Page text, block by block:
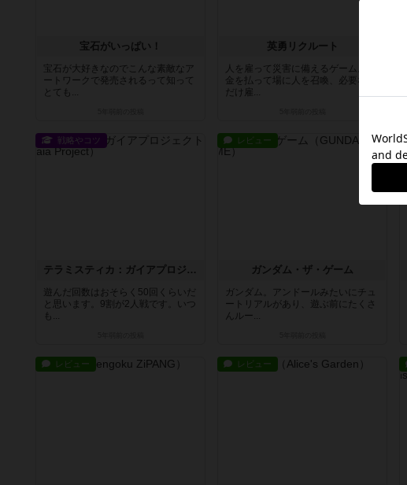
宝石がいっぱい！
宝石が大好きなのでこんな素敵なア
ートワークで発売されるって知って
とても...
英勇リクルート
人を雇って災害に備えるゲーム。お
金を払って場に人を召喚、必要な分
だけ雇...
戦略やコツ
テラミスティカ：ガイアプロジェクト
遊んだ回数はおそらく50回くらいだ
と思います。9割が2人戦です。いつ
も...
レビュー
ガンダム・ザ・ゲーム
ガンダム。アンドールみたいにチュ
ートリアルがあり、遊ぶ前にたくさ
んルー...
レビュー レビュー